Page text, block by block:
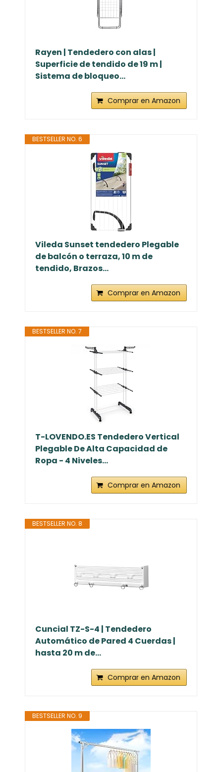
Rayen | Tendedero con alas |
Superficie de tendido de 19 m |
Sistema de bloqueo...
Comprar en Amazon
BESTSELLER NO. 6
Vileda Sunset tendedero Plegable
de balcón o terraza, 10 m de
tendido, Brazos...
Comprar en Amazon
BESTSELLER NO. 7
T-LOVENDO.ES Tendedero Vertical
Plegable De Alta Capacidad de
Ropa - 4 Niveles...
Comprar en Amazon
BESTSELLER NO. 8
Cuncial TZ-S-4 | Tendedero
Automático de Pared 4 Cuerdas |
hasta 20 m de...
Comprar en Amazon
BESTSELLER NO. 9